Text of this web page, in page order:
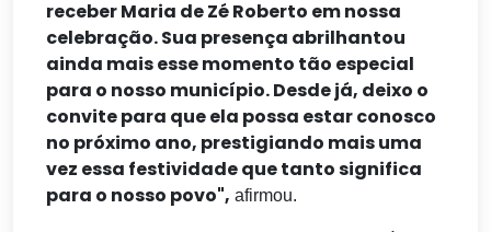
receber Maria de Zé Roberto em nossa
celebração. Sua presença abrilhantou
ainda mais esse momento tão especial
para o nosso município. Desde já, deixo o
convite para que ela possa estar conosco
no próximo ano, prestigiando mais uma
vez essa festividade que tanto significa
para o nosso povo", afirmou.